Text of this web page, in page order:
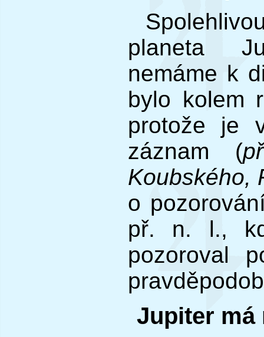
planeta
nemáme k
bylo kolem
protože je
záznam (
Koubského,
o
př. n. l.,
pozoroval
Jupiter má